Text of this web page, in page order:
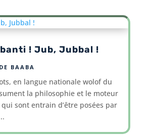
! Jub, Jubbal !
BAABA
en langue nationale wolof du
la philosophie et le moteur
sont entrain d’être posées par